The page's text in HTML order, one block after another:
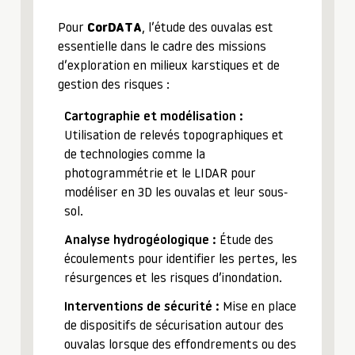
Pour CorDATA, l’étude des ouvalas est
essentielle dans le cadre des missions
d’exploration en milieux karstiques et de
gestion des risques :
Cartographie et modélisation :
Utilisation de relevés topographiques et
de technologies comme la
photogrammétrie et le LIDAR pour
modéliser en 3D les ouvalas et leur sous-
sol.
Analyse hydrogéologique : Étude des
écoulements pour identifier les pertes, les
résurgences et les risques d’inondation.
Interventions de sécurité : Mise en place
de dispositifs de sécurisation autour des
ouvalas lorsque des effondrements ou des